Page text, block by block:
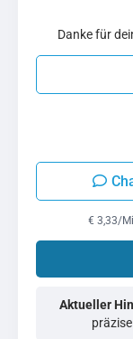
Danke für
€ 3,33/
Aktueller